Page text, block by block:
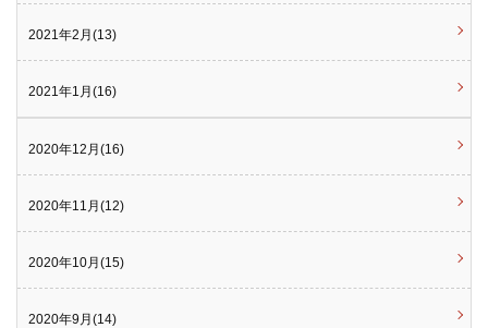
2021年2月(13)
2021年1月(16)
2020年12月(16)
2020年11月(12)
2020年10月(15)
2020年9月(14)